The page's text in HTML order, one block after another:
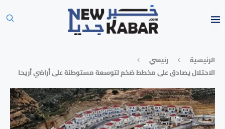
الرئيسية
رئيسي
الاحتلال يصادق على مخطط ضخم لتوسعة مستوطنة على أراضي أريحا